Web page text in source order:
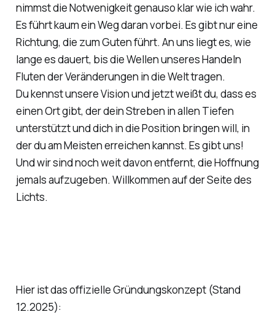
nimmst die Notwenigkeit genauso klar wie ich wahr.
Es führt kaum ein Weg daran vorbei. Es gibt nur eine
Richtung, die zum Guten führt. An uns liegt es, wie
lange es dauert, bis die Wellen unseres Handeln
Fluten der Veränderungen in die Welt tragen.
Du kennst unsere Vision und jetzt weißt du, dass es
einen Ort gibt, der dein Streben in allen Tiefen
unterstützt und dich in die Position bringen will, in
der du am Meisten erreichen kannst. Es gibt uns!
Und wir sind noch weit davon entfernt, die Hoffnung
jemals aufzugeben. Willkommen auf der Seite des
Lichts.
Hier ist das offizielle Gründungskonzept (Stand
12.2025):